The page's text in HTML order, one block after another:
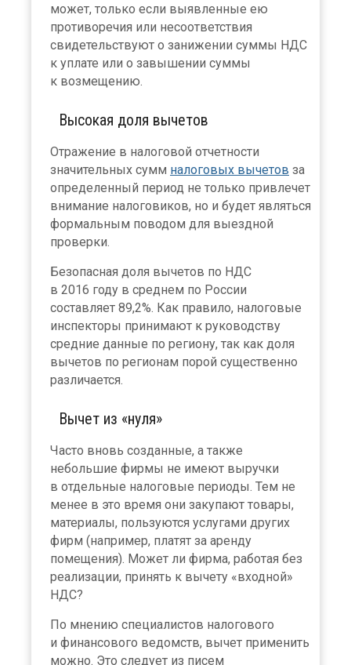
может, только если выявленные ею
противоречия или несоответствия
свидетельствуют о занижении суммы НДС
к уплате или о завышении суммы
к возмещению.
Высокая доля вычетов
Отражение в налоговой отчетности
значительных сумм налоговых вычетов за
определенный период не только привлечет
внимание налоговиков, но и будет являться
формальным поводом для выездной
проверки.
Безопасная доля вычетов по НДС
в 2016 году в среднем по России
составляет 89,2%. Как правило, налоговые
инспекторы принимают к руководству
средние данные по региону, так как доля
вычетов по регионам порой существенно
различается.
Вычет из «нуля»
Часто вновь созданные, а также
небольшие фирмы не имеют выручки
в отдельные налоговые периоды. Тем не
менее в это время они закупают товары,
материалы, пользуются услугами других
фирм (например, платят за аренду
помещения). Может ли фирма, работая без
реализации, принять к вычету «входной»
НДС?
По мнению специалистов налогового
и финансового ведомств, вычет применить
можно. Это следует из писем